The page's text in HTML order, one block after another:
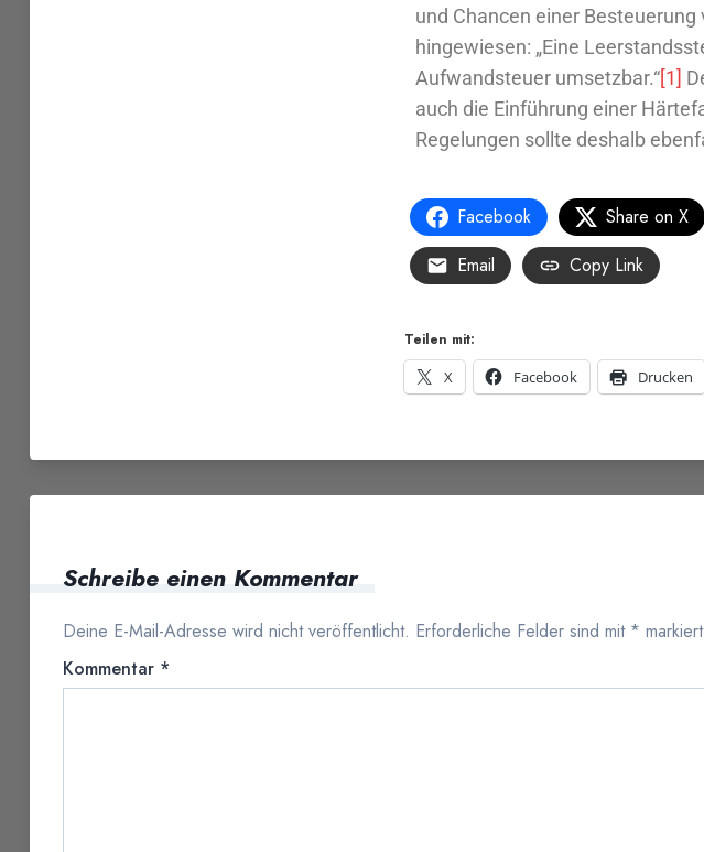
und Chancen einer
hingewiesen: „Eine
Aufwandsteuer umsetzbar.“[1]
auch die Einführung einer
Regelungen sollte deshalb
Facebook Share on X
Email
Copy Link
Teilen mit:
X
Facebook Drucken
Schreibe einen Kommentar
Deine E-Mail-Adresse wird nicht veröffentlicht. Erforderliche Felder sind mit * markiert
Kommentar *